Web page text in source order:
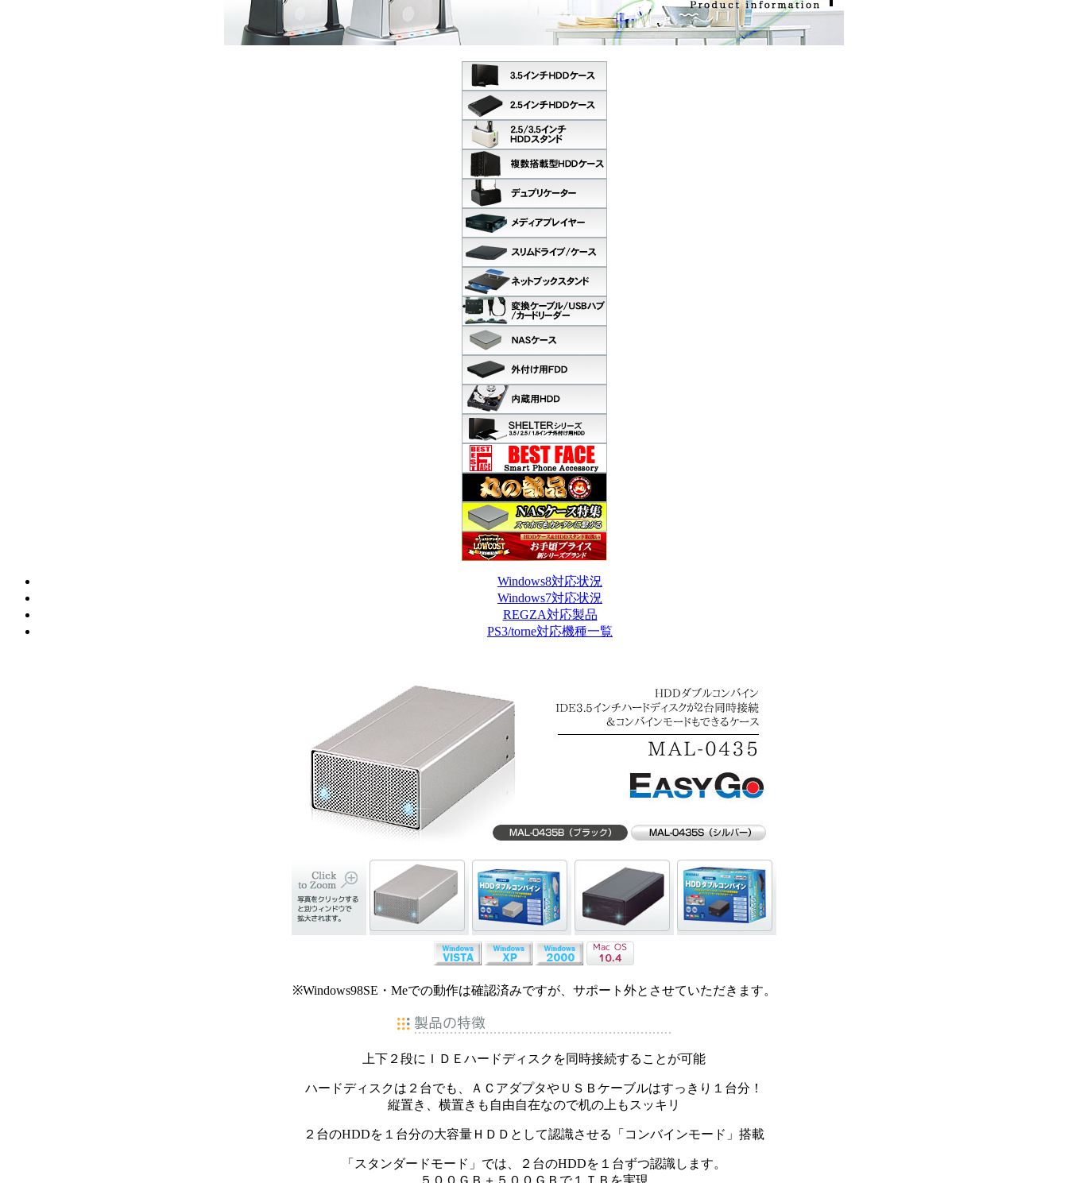
Windows8対応状況
Windows7対応状況
REGZA対応製品
PS3/torne対応機種一覧
※Windows98SE・Meでの動作は確認済みですが、サポート外とさせていただきます。
上下２段にＩＤＥハードディスクを同時接続することが可能
ハードディスクは２台でも、ＡＣアダプタやＵＳＢケーブルはすっきり１台分！
縦置き、横置きも自由自在なので机の上もスッキリ
２台のHDDを１台分の大容量ＨＤＤとして認識させる「コンバインモード」搭載
「スタンダードモード」では、２台のHDDを１台ずつ認識します。
５００ＧＢ＋５００ＧＢで１ＴＢを実現